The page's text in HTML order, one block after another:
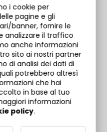
i cookie per
pagine e gli
banner, fornire le
analizzare il traffico
anche informazioni
sito ai nostri partner
di analisi dei dati di
potrebbero altresì
che hai
in base al tuo
informazioni
policy.